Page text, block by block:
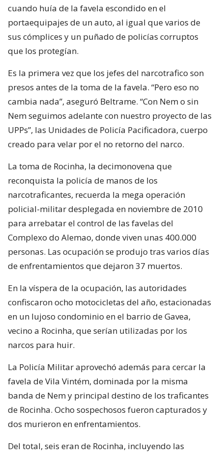
cuando huía de la favela escondido en el
portaequipajes de un auto, al igual que varios de
sus cómplices y un puñado de policías corruptos
que los protegían.
Es la primera vez que los jefes del narcotrafico son
presos antes de la toma de la favela. “Pero eso no
cambia nada”, aseguró Beltrame. “Con Nem o sin
Nem seguimos adelante con nuestro proyecto de las
UPPs”, las Unidades de Policía Pacificadora, cuerpo
creado para velar por el no retorno del narco.
La toma de Rocinha, la decimonovena que
reconquista la policía de manos de los
narcotraficantes, recuerda la mega operación
policial-militar desplegada en noviembre de 2010
para arrebatar el control de las favelas del
Complexo do Alemao, donde viven unas 400.000
personas. Las ocupación se produjo tras varios días
de enfrentamientos que dejaron 37 muertos.
En la víspera de la ocupación, las autoridades
confiscaron ocho motocicletas del año, estacionadas
en un lujoso condominio en el barrio de Gavea,
vecino a Rocinha, que serían utilizadas por los
narcos para huir.
La Policía Militar aprovechó además para cercar la
favela de Vila Vintém, dominada por la misma
banda de Nem y principal destino de los traficantes
de Rocinha. Ocho sospechosos fueron capturados y
dos murieron en enfrentamientos.
Del total, seis eran de Rocinha, incluyendo las